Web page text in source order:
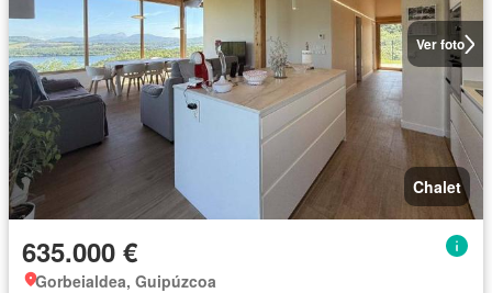
Ver foto
Chalet
635.000 €
Gorbeialdea, Guipúzcoa